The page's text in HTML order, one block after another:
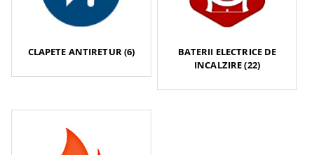
CLAPETE ANTIRETUR (6)
BATERII ELECTRICE DE
INCALZIRE (22)